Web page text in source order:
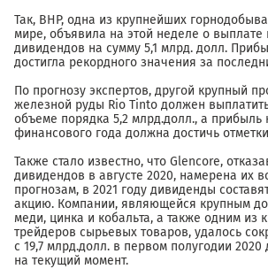
Так, BHP, одна из крупнейших
мире, объявила на этой неделе о
дивидендов на сумму 5,1 млрд. долл.
достигла рекордного значения за
По прогнозу экспертов, другой крупный
железной руды Rio Tinto должен
объеме порядка 5,2 млрд.долл., а прибыль
финансового года должна достичь
Также стало известно, что Glencore,
дивидендов в августе 2020, намерена их
прогнозам, в 2021 году дивиденды
акцию. Компании, являющейся крупным
меди, цинка и кобальта, а также одним из
трейдеров сырьевых товаров, удалось
с 19,7 млрд.долл. в первом полугодии 2020
на текущий момент.